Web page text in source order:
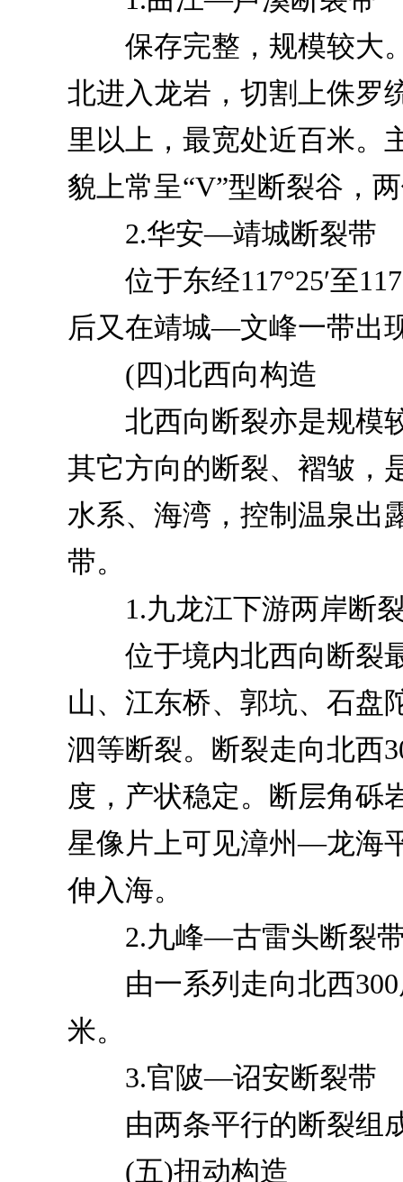
保存完整，规模较大。
北进入龙岩，切割上侏罗
里以上，最宽处近百米。
貌上常呈“V”型断裂谷，
2.华安—靖城断裂带
位于东经117°25′至
后又在靖城—文峰一带出
(四)北西向构造
北西向断裂亦是规模较
其它方向的断裂、褶皱，
水系、海湾，控制温泉出
带。
1.九龙江下游两岸断
位于境内北西向断裂最
山、江东桥、郭坑、石盘
泗等断裂。断裂走向北西
度，产状稳定。断层角砾
星像片上可见漳州—龙海
伸入海。
2.九峰—古雷头断裂
由一系列走向北西300
米。
3.官陂—诏安断裂带
由两条平行的断裂组
(五)扭动构造